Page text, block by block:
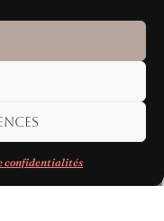
confidentialités